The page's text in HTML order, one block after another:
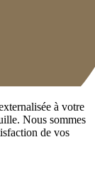
à votre
Nous sommes
de vos